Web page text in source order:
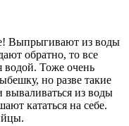
Выпрыгивают из воды
обратно, то все
водой. Тоже очень
но разве такие
из воды
кататься на себе.